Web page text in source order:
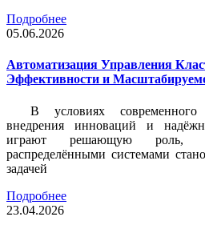
Подробнее
05.06.2026
Автоматизация Управления
Эффективности и
В условиях современного
внедрения инноваций и
играют решающую роль,
распределёнными системами
задачей
Подробнее
23.04.2026